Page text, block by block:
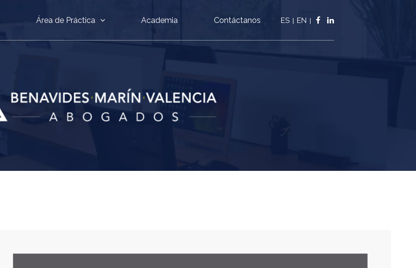
Área de Práctica Academia Contáctanos ES EN